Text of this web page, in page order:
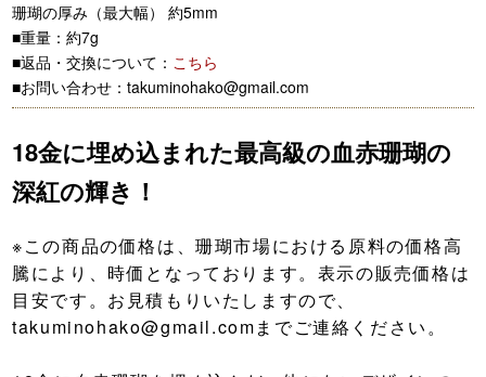
珊瑚の厚み（最大幅） 約5mm
■重量：約7g
■返品・交換について： こちら
■お問い合わせ：takuminohako@gmail.com
18金に埋め込まれた最高級の血赤珊瑚の
深紅の輝き！
※この商品の価格は、珊瑚市場における原料の価格高
騰により、時価となっております。表示の販売価格は
目安です。お見積もりいたしますので、
takuminohako@gmail.comまでご連絡ください。